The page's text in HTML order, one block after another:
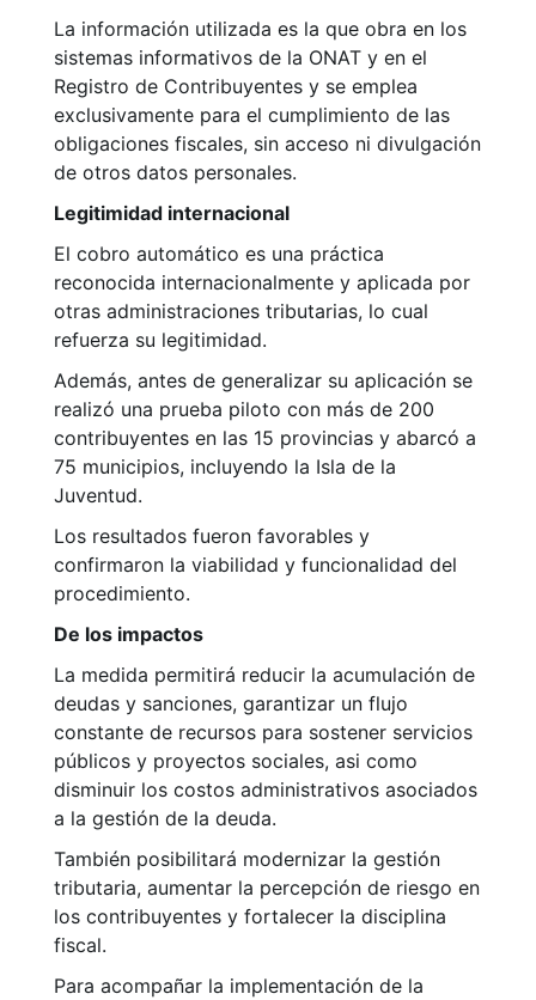
La información utilizada es la que obra en los
sistemas informativos de la ONAT y en el
Registro de Contribuyentes y se emplea
exclusivamente para el cumplimiento de las
obligaciones fiscales, sin acceso ni divulgación
de otros datos personales.
Legitimidad internacional
El cobro automático es una práctica
reconocida internacionalmente y aplicada por
otras administraciones tributarias, lo cual
refuerza su legitimidad.
Además, antes de generalizar su aplicación se
realizó una prueba piloto con más de 200
contribuyentes en las 15 provincias y abarcó a
75 municipios, incluyendo la Isla de la
Juventud.
Los resultados fueron favorables y
confirmaron la viabilidad y funcionalidad del
procedimiento.
De los impactos
La medida permitirá reducir la acumulación de
deudas y sanciones, garantizar un flujo
constante de recursos para sostener servicios
públicos y proyectos sociales, asi como
disminuir los costos administrativos asociados
a la gestión de la deuda.
También posibilitará modernizar la gestión
tributaria, aumentar la percepción de riesgo en
los contribuyentes y fortalecer la disciplina
fiscal.
Para acompañar la implementación de la